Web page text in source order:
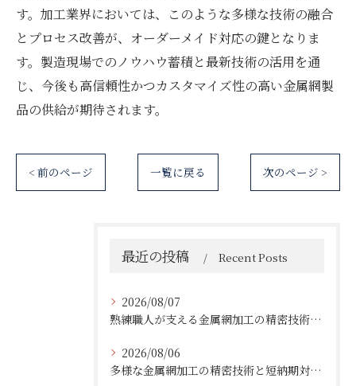
す。加工業界においては、このような多様な技術の融合
とプロセス改善が、オーダーメイド対応の鍵となりま
す。製造現場でのノウハウ蓄積と最新技術の活用を通
じ、今後も高信頼性かつカスタマイズ性の高い金属網製
品の供給が期待されます。
< 前のページ 一覧に戻る 次のページ >
最近の投稿 Recent Posts
2026/08/07
熟練職人が支える金属網加工の精密技術と柔軟対応
2026/08/06
多様な金属網加工の精密技術と短納期対応の実例